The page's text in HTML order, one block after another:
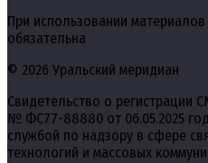
При использовании материалов
обязательна
© 2026 Уральский меридиан
Свидетельство о регистрации
№ ФС77-88880 от 06.05.2025
службой по надзору в сфере
технологий и массовых